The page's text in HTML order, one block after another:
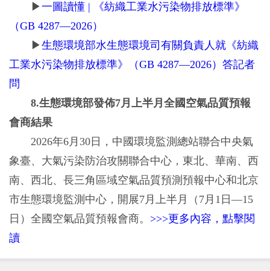
▶一圖讀懂 | 《紡織工業水污染物排放標準》
（GB 4287—2026）
▶生態環境部水生態環境司有關負責人就《紡織
工業水污染物排放標準》（GB 4287—2026）答記者
問
8.生態環境部發佈7月上半月全國空氣品質預報
會商結果
2026年6月30日，中國環境監測總站聯合中央氣
象臺、大氣污染防治攻關聯合中心，東北、華南、西
南、西北、長三角區域空氣品質預測預報中心和北京
市生態環境監測中心，開展7月上半月（7月1日—15
日）全國空氣品質預報會商。 >>>更多內容，點擊閱
讀